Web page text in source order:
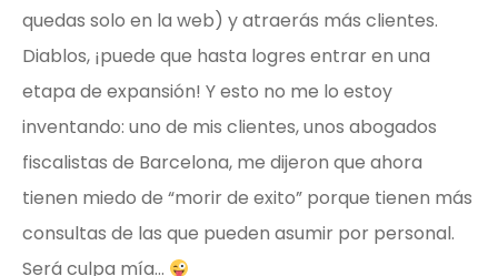
quedas solo en la web) y atraerás más clientes.
Diablos, ¡puede que hasta logres entrar en una
etapa de expansión! Y esto no me lo estoy
inventando: uno de mis clientes, unos abogados
fiscalistas de Barcelona, me dijeron que ahora
tienen miedo de “morir de exito” porque tienen más
consultas de las que pueden asumir por personal.
Será culpa mía…